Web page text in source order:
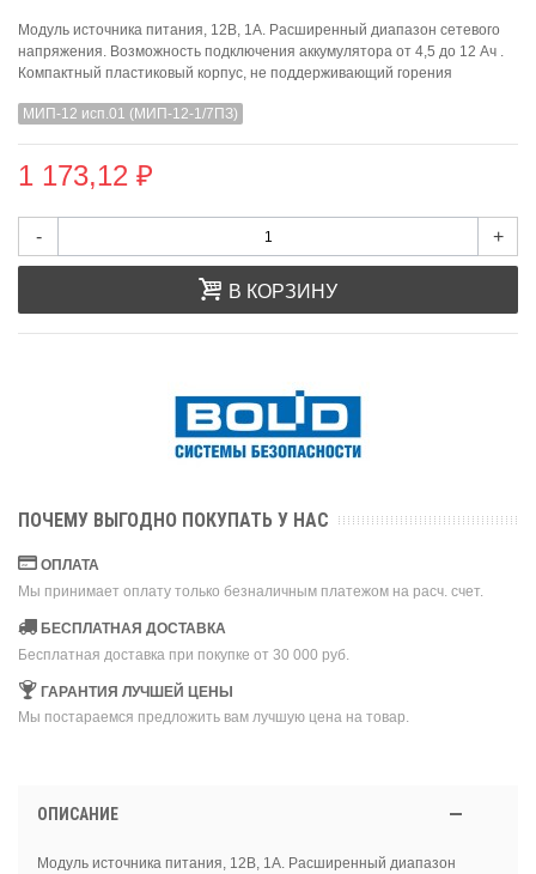
Модуль источника питания, 12В, 1А. Расширенный диапазон сетевого
напряжения. Возможность подключения аккумулятора от 4,5 до 12 Ач .
Компактный пластиковый корпус, не поддерживающий горения
МИП-12 исп.01 (МИП-12-1/7ПЗ)
1 173,12 ₽
- +
В КОРЗИНУ
ПОЧЕМУ ВЫГОДНО ПОКУПАТЬ У НАС
ОПЛАТА
Мы принимает оплату только безналичным платежом на расч. счет.
БЕСПЛАТНАЯ ДОСТАВКА
Бесплатная доставка при покупке от 30 000 руб.
ГАРАНТИЯ ЛУЧШЕЙ ЦЕНЫ
Мы постараемся предложить вам лучшую цена на товар.
ОПИСАНИЕ
Модуль источника питания, 12В, 1А. Расширенный диапазон